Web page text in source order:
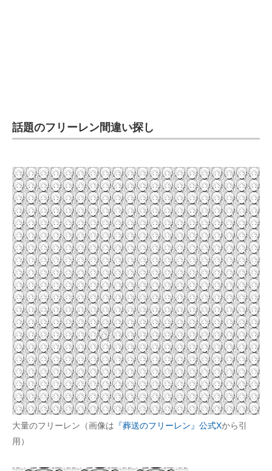
ITエンジニア向け専門サイト
IT製品の技術・比較・事例
製造業のIT導入・活用を支援
モノづくり技術者専門サイト
エレクトロニクス専門サイト
電子設計の基本と応用
エネルギーの専門メディア
建設×テクノロジーの最前線
ちょっと気になるネットの話題
話題のフリーレン間違い探し
大量のフリーレン（画像は 『葬送のフリーレン』公式Xから引
用）